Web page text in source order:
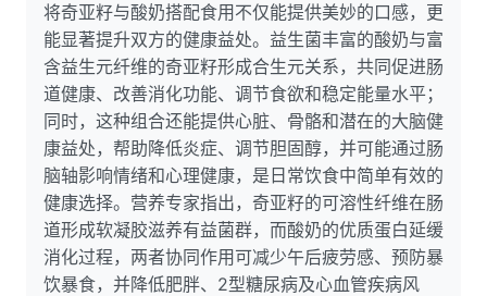
将奇亚籽与酸奶搭配食用不仅能提供美妙的口感，更
能显著提升双方的健康益处。益生菌丰富的酸奶与富
含益生元纤维的奇亚籽形成合生元关系，共同促进肠
道健康、改善消化功能、调节食欲和稳定能量水平；
同时，这种组合还能提供心脏、骨骼和潜在的大脑健
康益处，帮助降低炎症、调节胆固醇，并可能通过肠
脑轴影响情绪和心理健康，是日常饮食中简单有效的
健康选择。营养专家指出，奇亚籽的可溶性纤维在肠
道形成软凝胶滋养有益菌群，而酸奶的优质蛋白延缓
消化过程，两者协同作用可减少午后疲劳感、预防暴
饮暴食，并降低肥胖、2型糖尿病及心血管疾病风